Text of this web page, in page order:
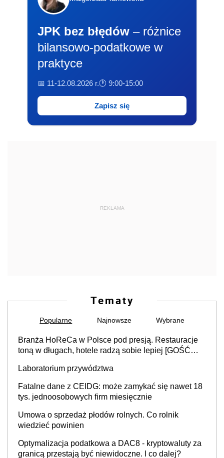
JPK bez błędów – różnice
bilansowo-podatkowe w
praktyce
📅 11-12.08.2026 r.🕐 9:00-15:00
Zapisz się
REKLAMA
Tematy
Popularne Najnowsze Wybrane
Branża HoReCa w Polsce pod presją. Restauracje
toną w długach, hotele radzą sobie lepiej [GOŚĆ
Laboratorium przywództwa
Fatalne dane z CEIDG: może zamykać się nawet 18
tys. jednoosobowych firm miesięcznie
Umowa o sprzedaż płodów rolnych. Co rolnik
wiedzieć powinien
Optymalizacja podatkowa a DAC8 - kryptowaluty za
granicą przestają być niewidoczne. I co dalej?